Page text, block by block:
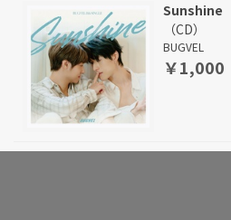
Sunshine
（CD）
BUGVEL
￥1,000